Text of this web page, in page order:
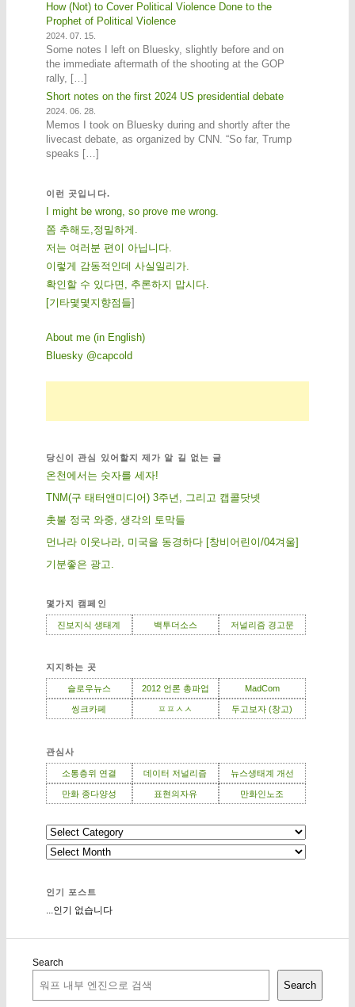
How (Not) to Cover Political Violence Done to the
Prophet of Political Violence
2024. 07. 15.
Some notes I left on Bluesky, slightly before and on
the immediate aftermath of the shooting at the GOP
rally, […]
Short notes on the first 2024 US presidential debate
2024. 06. 28.
Memos I took on Bluesky during and shortly after the
livecast debate, as organized by CNN. “So far, Trump
speaks […]
이런 곳입니다.
I might be wrong, so prove me wrong.
쫌 추해도,정밀하게.
저는 여러분 편이 아닙니다.
이렇게 감동적인데 사실일리가.
확인할 수 있다면, 추론하지 맙시다.
[기 타몇 몇 지 향점 들]
About me (in English)
Bluesky @capcold
당신이 관심 있어할지 제가 알 길 없는 글
온천에서는 숫자를 세자!
TNM(구 태터앤미디어) 3주년, 그리고 캡콜닷넷
촛불 정국 와중, 생각의 토막들
먼나라 이웃나라, 미국을 동경하다 [창비어린이/04겨울]
기분좋은 광고.
몇가지 캠페인
진보지식 생태계 백투더소스 저널리즘 경고문
지지하는 곳
슬로우뉴스 2012 언론 총파업 MadCom
씽크카페 ㅍㅍㅅㅅ 두고보자 (창고)
관심사
소통층위 연결 데이터 저널리즘 뉴스생태계 개선
만화 종다양성 표현의자유 만화인노조
인기 포스트
...인기 없습니다
Search
Search